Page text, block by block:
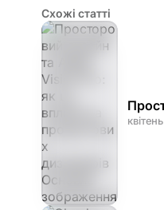
Схожі статті